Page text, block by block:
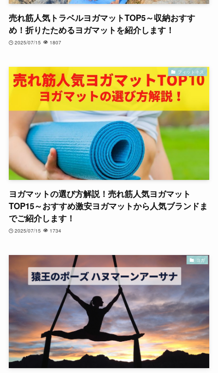
売れ筋人気トラベルヨガマットTOP5～収納おすす
め！折りたためるヨガマットを紹介します！
2025/07/15 1807
フィットネス
ヨガマットの選び方解説！売れ筋人気ヨガマット
TOP15～おすすめ激安ヨガマットから人気ブランドま
でご紹介します！
2025/07/15 1734
ヨガ